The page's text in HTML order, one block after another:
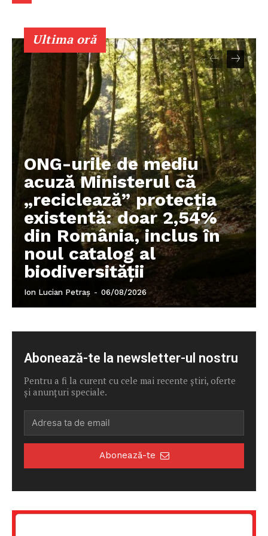
Ultima oră
ONG-urile de mediu
acuză Ministerul că
„reciclează” protecția
existentă: doar 2,54%
din România, inclus în
noul catalog al
biodiversității
Ion Lucian Petraș - 06/08/2026
Abonează-te la newsletter-ul nostru
Pentru a fi la curent cu cele mai recente știri, oferte
și anunțuri speciale.
Abonează-te